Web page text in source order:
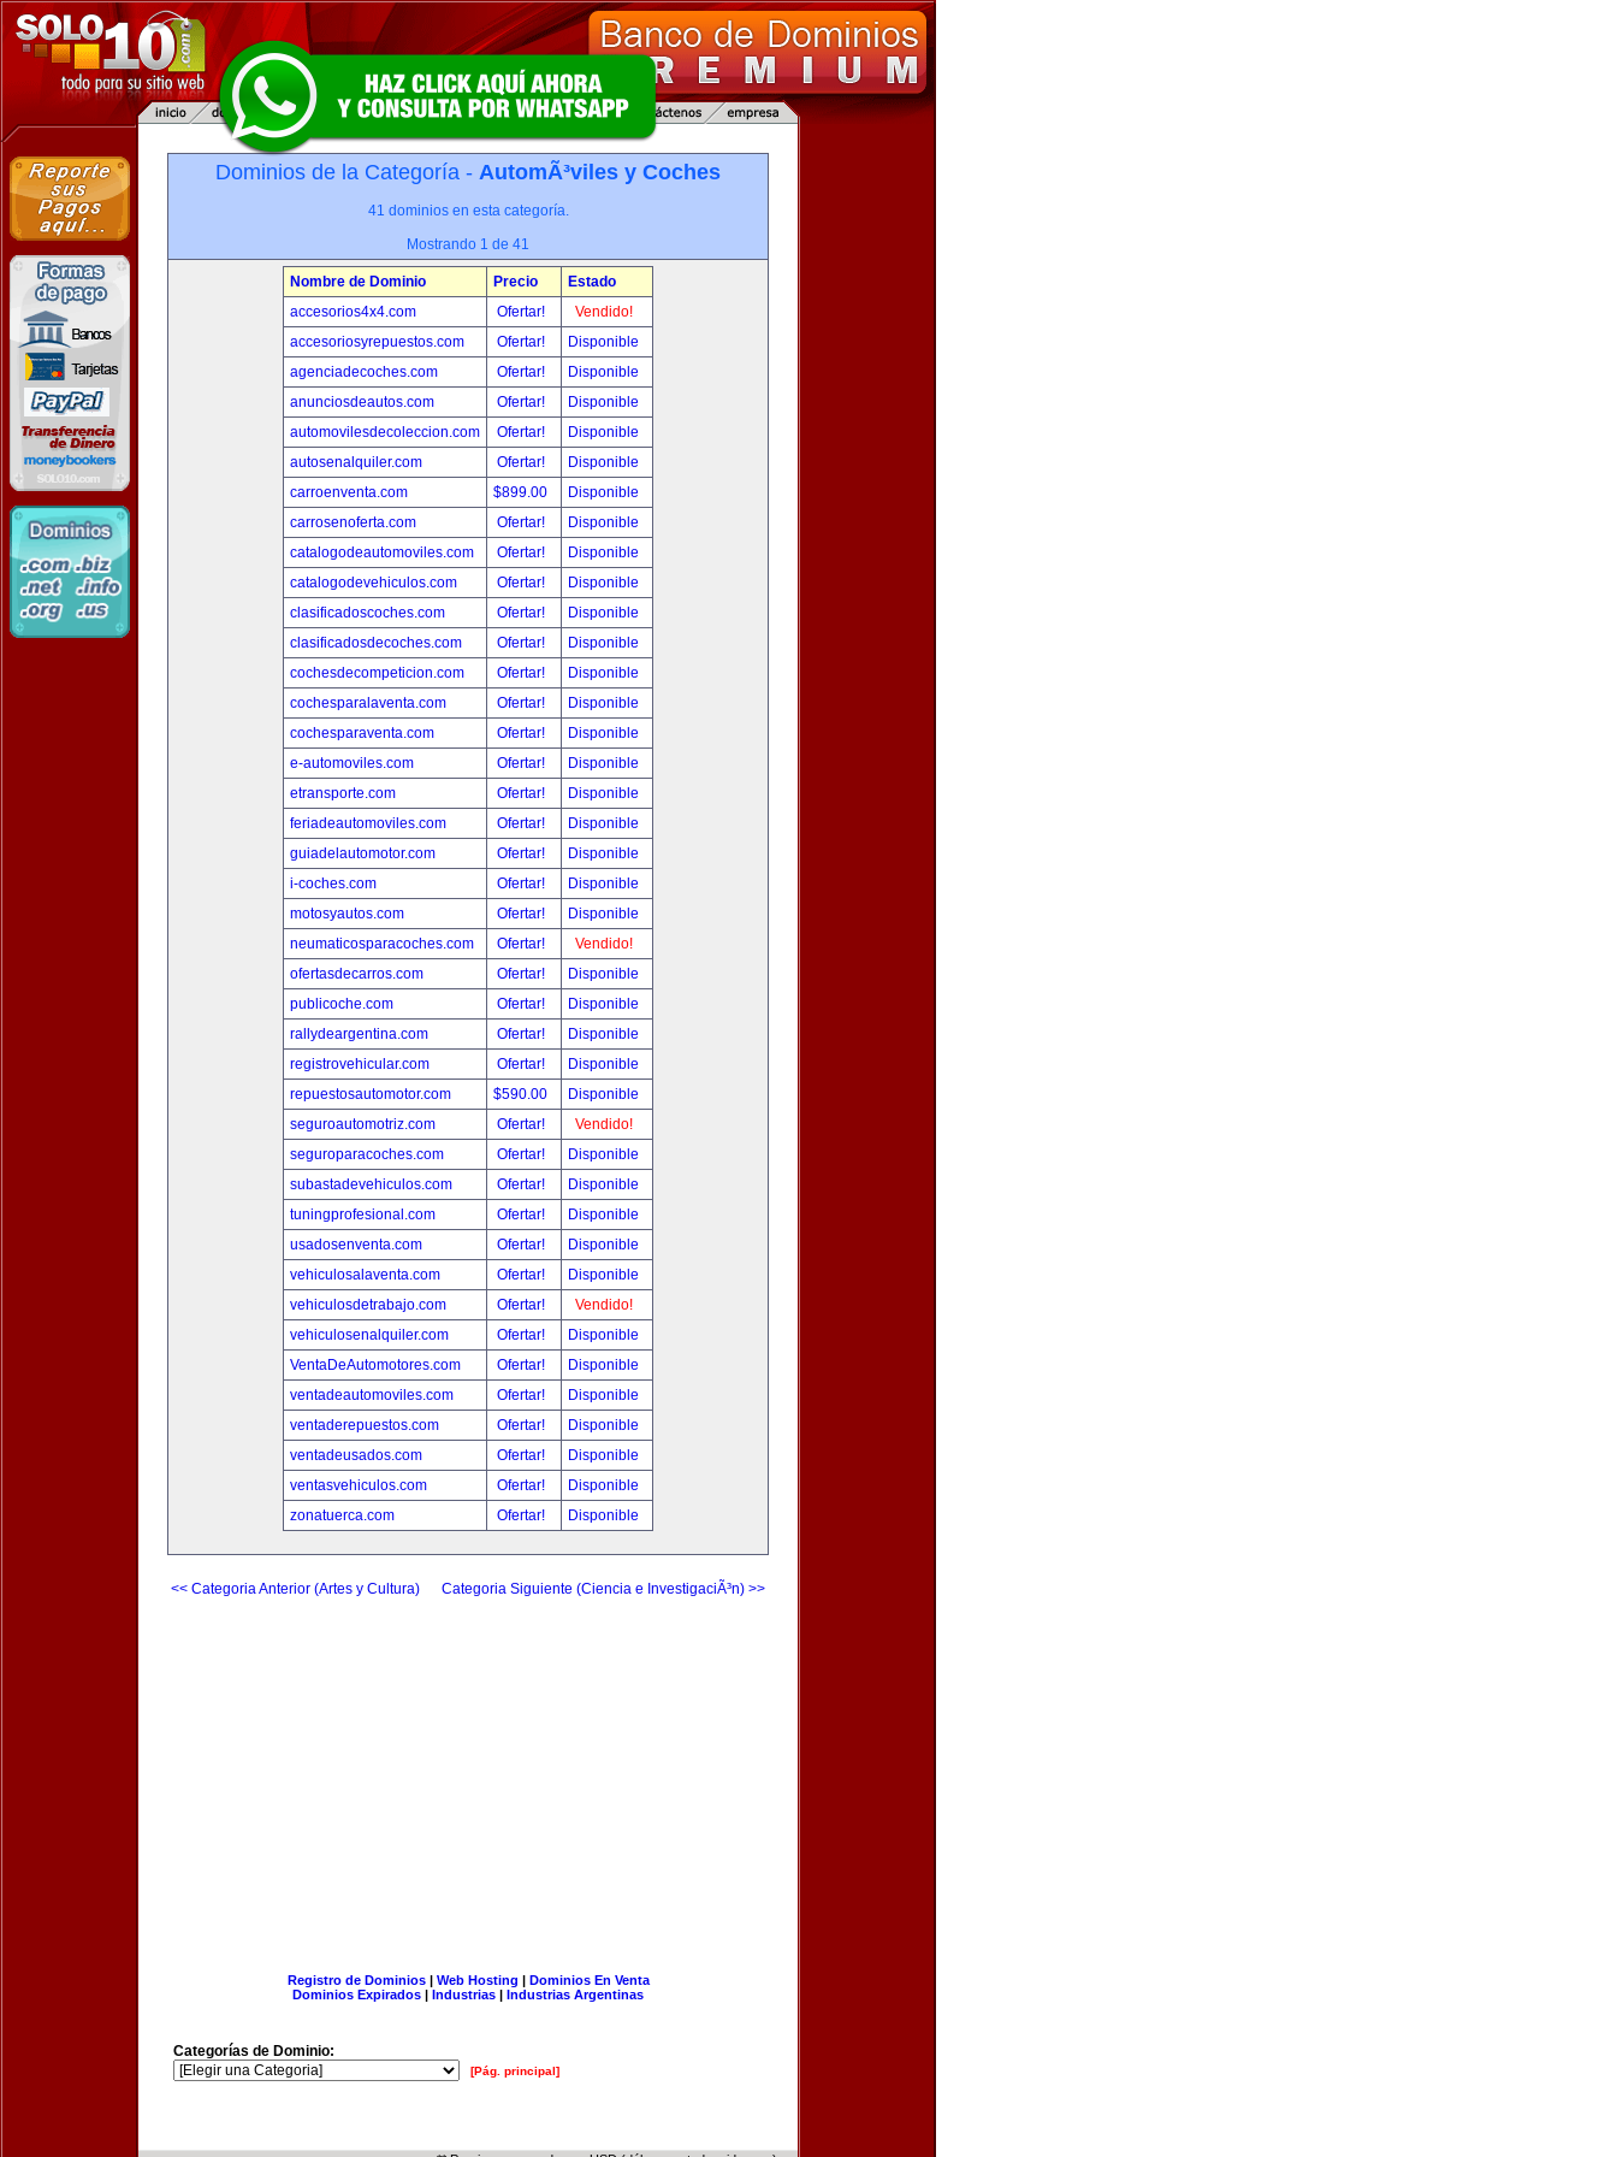
Dominios de la Categoría - AutomÃ³viles y Coches
41 dominios en esta categoría.
Mostrando 1 de 41
Nombre de Dominio Precio
Estado
accesorios4x4.com
Ofertar!
Vendido!
accesoriosyrepuestos.com
Ofertar!
Disponible
agenciadecoches.com
Ofertar!
Disponible
anunciosdeautos.com
Ofertar!
Disponible
automovilesdecoleccion.com
Ofertar!
Disponible
autosenalquiler.com
Ofertar!
Disponible
carroenventa.com
$899.00
Disponible
carrosenoferta.com
Ofertar!
Disponible
catalogodeautomoviles.com
Ofertar!
Disponible
catalogodevehiculos.com
Ofertar!
Disponible
clasificadoscoches.com
Ofertar!
Disponible
clasificadosdecoches.com
Ofertar!
Disponible
cochesdecompeticion.com
Ofertar!
Disponible
cochesparalaventa.com
Ofertar!
Disponible
cochesparaventa.com
Ofertar!
Disponible
e-automoviles.com
Ofertar!
Disponible
etransporte.com
Ofertar!
Disponible
feriadeautomoviles.com
Ofertar!
Disponible
guiadelautomotor.com
Ofertar!
Disponible
i-coches.com
Ofertar!
Disponible
motosyautos.com
Ofertar!
Disponible
neumaticosparacoches.com
Ofertar!
Vendido!
ofertasdecarros.com
Ofertar!
Disponible
publicoche.com
Ofertar!
Disponible
rallydeargentina.com
Ofertar!
Disponible
registrovehicular.com
Ofertar!
Disponible
repuestosautomotor.com
$590.00
Disponible
seguroautomotriz.com
Ofertar!
Vendido!
seguroparacoches.com
Ofertar!
Disponible
subastadevehiculos.com
Ofertar!
Disponible
tuningprofesional.com
Ofertar!
Disponible
usadosenventa.com
Ofertar!
Disponible
vehiculosalaventa.com
Ofertar!
Disponible
vehiculosdetrabajo.com
Ofertar!
Vendido!
vehiculosenalquiler.com
Ofertar!
Disponible
VentaDeAutomotores.com
Ofertar!
Disponible
ventadeautomoviles.com
Ofertar!
Disponible
ventaderepuestos.com
Ofertar!
Disponible
ventadeusados.com
Ofertar!
Disponible
ventasvehiculos.com
Ofertar!
Disponible
zonatuerca.com
Ofertar! Disponible
<< Categoria Anterior (Artes y Cultura) Categoria Siguiente (Ciencia e InvestigaciÃ³n) >>
Registro de Dominios| Web Hosting | Dominios En Venta
Dominios Expirados | Industrias | Industrias Argentinas
Categorías de Dominio:
[Pág. principal]